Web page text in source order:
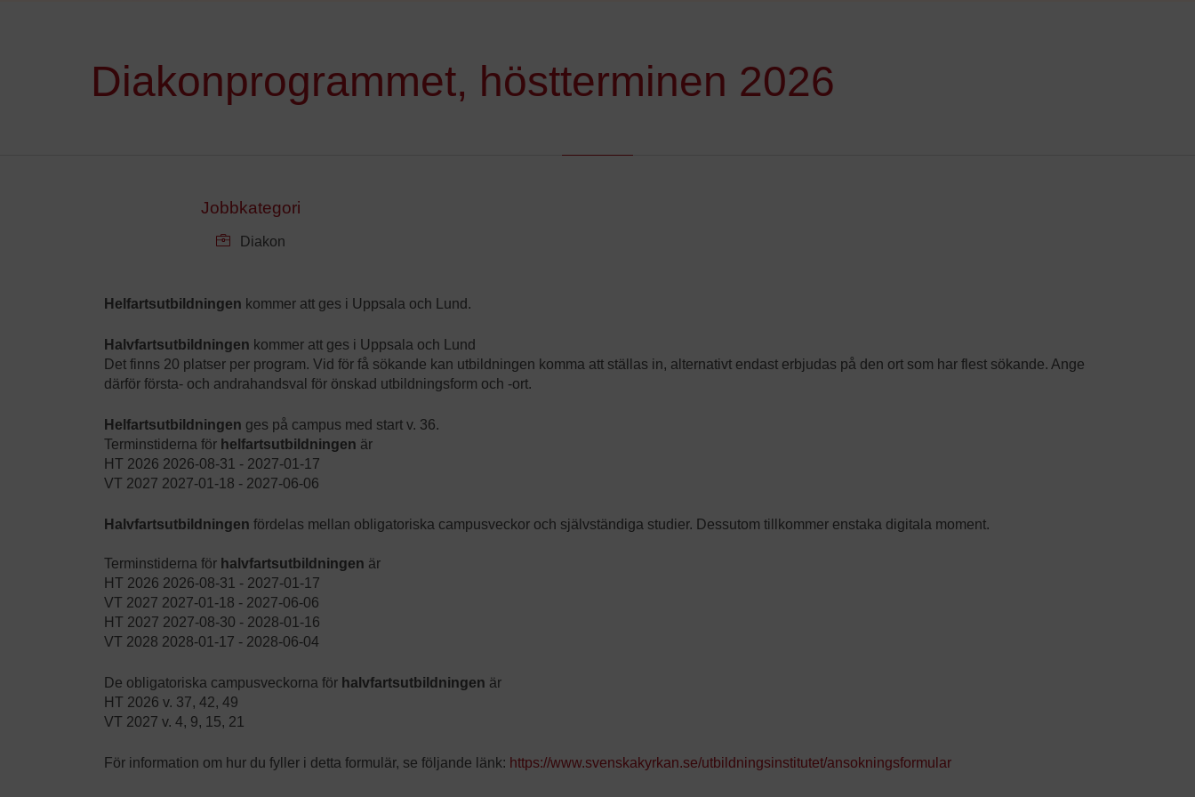
Diakonprogrammet, höstterminen 2026
Jobbkategori
Diakon
Helfartsutbildningen kommer att ges i Uppsala och Lund.
Halvfartsutbildningen kommer att ges i Uppsala och Lund
Det finns 20 platser per program. Vid för få sökande kan utbildningen komma att ställas in, alternativt endast erbjudas på den ort som har flest sökande. Ange
därför första- och andrahandsval för önskad utbildningsform och -ort.
Helfartsutbildningen ges på campus med start v. 36.
Terminstiderna för helfartsutbildningen är
HT 2026 2026-08-31 - 2027-01-17
VT 2027 2027-01-18 - 2027-06-06
Halvfartsutbildningen fördelas mellan obligatoriska campusveckor och självständiga studier. Dessutom tillkommer enstaka digitala moment.
Terminstiderna för halvfartsutbildningen är
HT 2026 2026-08-31 - 2027-01-17
VT 2027 2027-01-18 - 2027-06-06
HT 2027 2027-08-30 - 2028-01-16
VT 2028 2028-01-17 - 2028-06-04
De obligatoriska campusveckorna för halvfartsutbildningen är
HT 2026 v. 37, 42, 49
VT 2027 v. 4, 9, 15, 21
För information om hur du fyller i detta formulär, se följande länk: https://www.svenskakyrkan.se/utbildningsinstitutet/ansokningsformular